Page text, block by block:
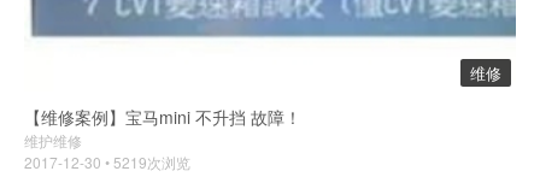
维修
【维修案例】宝马mini 不升挡 故障！
维护维修
2017-12-30 • 5219次浏览